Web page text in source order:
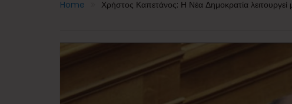
Home Χρήστος Καπετάνος: Η Νέα Δημοκρατία λειτουργεί